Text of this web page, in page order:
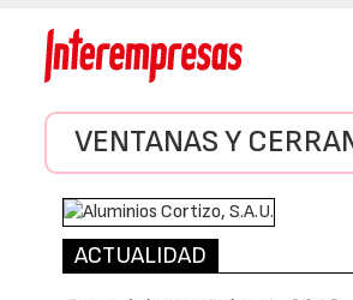
VENTANAS Y
ACTUALIDAD